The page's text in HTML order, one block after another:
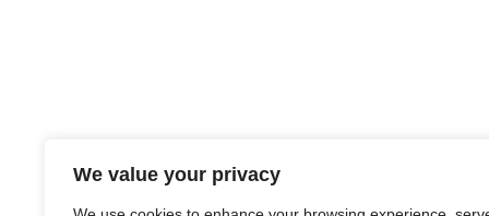
We value your privacy